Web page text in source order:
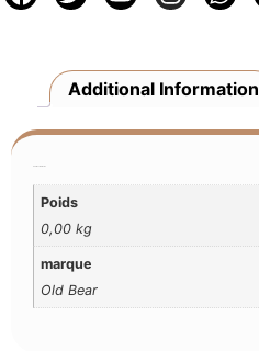
Additional Information
Poids
0,00 kg
marque
Old Bear